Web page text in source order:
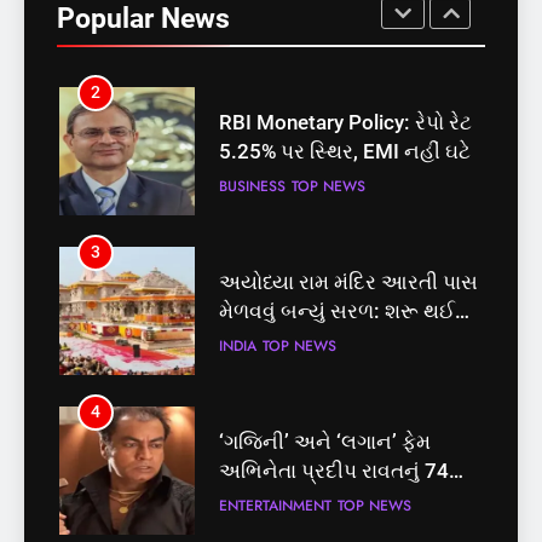
Popular NewsBUSINESS
3
અયોધ્યા રામ મંદિર આરતી પાસ
મેળવવું બન્યું સરળ: શરૂ થઈ
તત્કાલ સુવિધા, જાણો સંપૂર્ણ
INDIA TOP NEWS
4
‘ગજિની’ અને ‘લગાન’ ફેમ
અભિનેતા પ્રદીપ રાવતનું 74
વર્ષની વયે નિધન, બ્લડ કેન્સર
ENTERTAINMENT
5
કોડીનારના છારા દરિયાકાંઠે પાંચ
કિશોરો ડૂબ્યા, 3નો બચાવ, 2
લાપતા
GUJARAT TOP NEWS